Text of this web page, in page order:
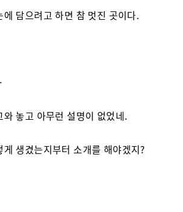
에 담으려고 하면 참 멋진 곳이다.
와 놓고 아무런 설명이 없었네.
생겼는지부터 소개를 해야겠지?